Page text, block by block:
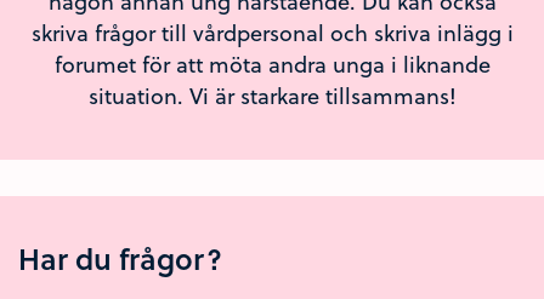
skriva frågor till vårdpersonal och skriva inlägg i
forumet för att möta andra unga i liknande
situation. Vi är starkare tillsammans!
Har du frågor?